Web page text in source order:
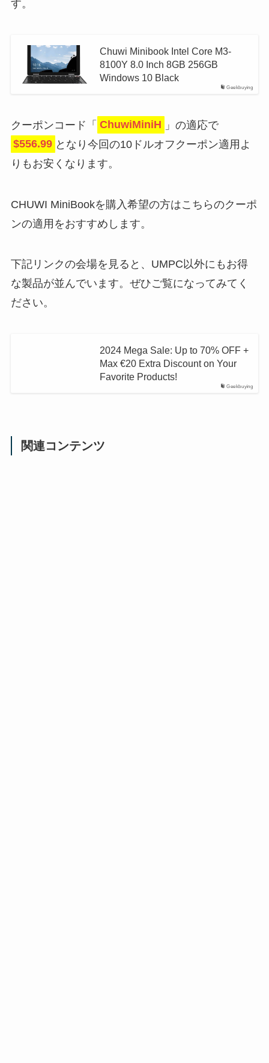
す。
Geekbuying
Chuwi Minibook Intel Core M3-
8100Y 8.0 Inch 8GB 256GB
Windows 10 Black
クーポンコード「 ChuwiMiniH 」の適応で
$556.99 となり今回の10ドルオフクーポン適用よ
りもお安くなります。
CHUWI MiniBookを購入希望の方はこちらのクーポ
ンの適用をおすすめします。
下記リンクの会場を見ると、UMPC以外にもお得
な製品が並んでいます。ぜひご覧になってみてく
ださい。
Geekbuying
2024 Mega Sale: Up to 70% OFF +
Max €20 Extra Discount on Your
Favorite Products!
関連コンテンツ